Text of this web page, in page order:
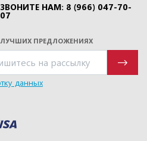
ЗВОНИТЕ НАМ: 8 (966) 047-70-
07
ПРЕДЛОЖЕНИЯХ
данных